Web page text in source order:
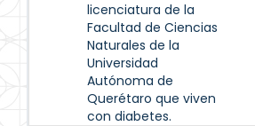
licenciatura de la
Facultad de Ciencias
Naturales de la
Universidad
Autónoma de
Querétaro que viven
con diabetes.